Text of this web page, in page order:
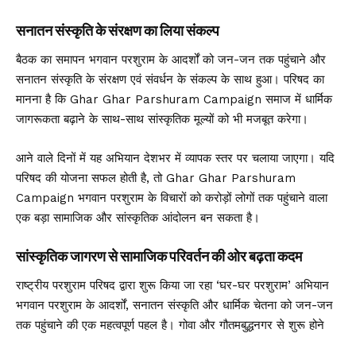
सनातन संस्कृति के संरक्षण का लिया संकल्प
बैठक का समापन भगवान परशुराम के आदर्शों को जन-जन तक पहुंचाने और
सनातन संस्कृति के संरक्षण एवं संवर्धन के संकल्प के साथ हुआ। परिषद का
मानना है कि Ghar Ghar Parshuram Campaign समाज में धार्मिक
जागरूकता बढ़ाने के साथ-साथ सांस्कृतिक मूल्यों को भी मजबूत करेगा।
आने वाले दिनों में यह अभियान देशभर में व्यापक स्तर पर चलाया जाएगा। यदि
परिषद की योजना सफल होती है, तो Ghar Ghar Parshuram
Campaign भगवान परशुराम के विचारों को करोड़ों लोगों तक पहुंचाने वाला
एक बड़ा सामाजिक और सांस्कृतिक आंदोलन बन सकता है।
सांस्कृतिक जागरण से सामाजिक परिवर्तन की ओर बढ़ता कदम
राष्ट्रीय परशुराम परिषद द्वारा शुरू किया जा रहा ‘घर-घर परशुराम’ अभियान
भगवान परशुराम के आदर्शों, सनातन संस्कृति और धार्मिक चेतना को जन-जन
तक पहुंचाने की एक महत्वपूर्ण पहल है। गोवा और गौतमबुद्धनगर से शुरू होने